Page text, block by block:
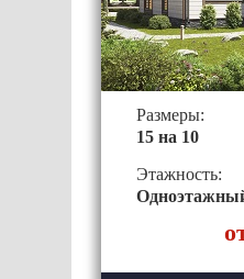
Размеры:
15 на 10
Этажность: